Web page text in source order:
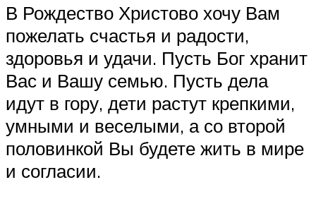
В Рождество Христово хочу Вам
пожелать счастья и радости,
здоровья и удачи. Пусть Бог хранит
Вас и Вашу семью. Пусть дела
идут в гору, дети растут крепкими,
умными и веселыми, а со второй
половинкой Вы будете жить в мире
и согласии.